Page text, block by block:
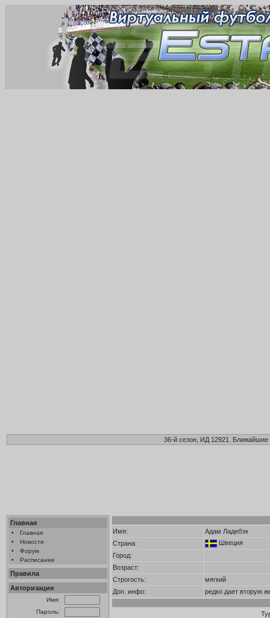
36-й сезон, ИД 12921.
Главная
•
Главная
•
Новости
•
Форум
•
Расписание
Правила
Авторизация
Имя:
Пароль:
Имя:
Адам Ладебэк
Страна:
Швеция
Город:
Возраст:
Строгость:
мягкий
Доп. инфо:
редко дает вторую